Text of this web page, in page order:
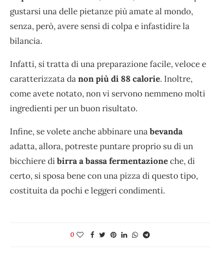
gustarsi una delle pietanze più amate al mondo,
senza, però, avere sensi di colpa e infastidire la
bilancia.
Infatti, si tratta di una preparazione facile, veloce e
caratterizzata danon più di 88 calorie. Inoltre,
come avete notato, non vi servono nemmeno molti
ingredienti per un buon risultato.
Infine, se volete anche abbinare unabevanda
adatta, allora, potreste puntare proprio su di un
bicchiere dibirraabassa fermentazioneche, di
certo, si sposa bene con una pizza di questo tipo,
costituita da pochi e leggeri condimenti.
0